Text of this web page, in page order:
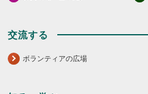
交流する
ボランティアの広場